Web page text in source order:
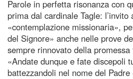
Parole in perfetta risonanza con
prima dal cardinale Tagle:
«contemplazione missionaria»,
del Signore» anche nelle prove
sempre rinnovato della
«Andate dunque e fate discepoli
battezzandoli nel nome del